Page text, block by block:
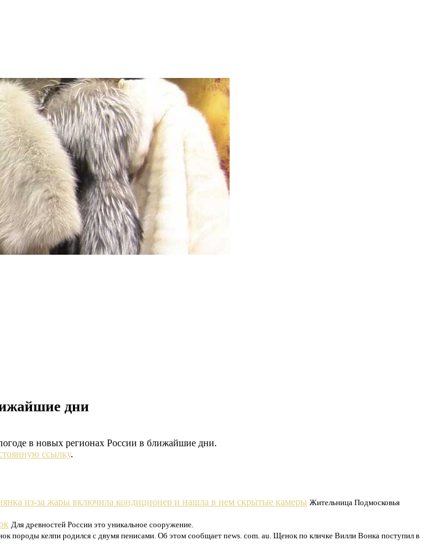
дни
в новых регионах России в ближайшие дни.
ссылку.
из-за жары включила кондиционер и нашла в нем скрытые камеры Жительница Подмосковья
Для древностей России это уникальное сооружение.
породы келпи родился с двумя пенисами. Об этом сообщает news. com. au. Щенок по кличке Вилли Вонка поступил в